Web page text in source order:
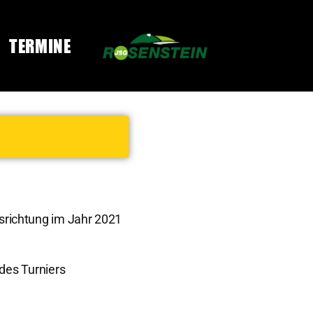
TERMINE
im Jahr 2021
Turniers